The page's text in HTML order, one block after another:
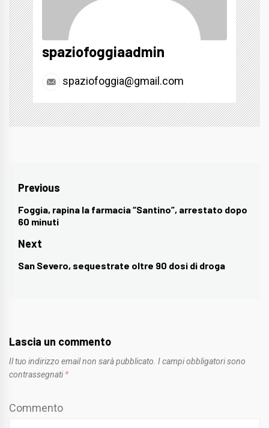
spaziofoggiaadmin
spaziofoggia@gmail.com
Navigazione
articoli
Previous
Previous
post:
Foggia, rapina la farmacia “Santino”, arrestato dopo
60 minuti
Next
Next
San Severo, sequestrate oltre 90 dosi di droga
Lascia un commento
Il tuo indirizzo email non sarà pubblicato. I campi obbligatori sono
contrassegnati *
Commento